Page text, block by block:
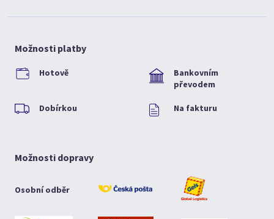
Možnosti platby
Hotově
Bankovním
převodem
Dobírkou Na fakturu
Možnosti dopravy
Osobní odběr